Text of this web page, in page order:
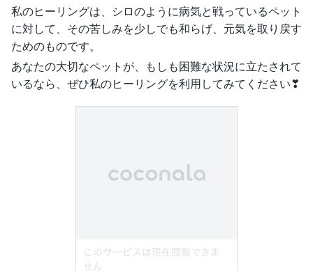
私のヒーリングは、シロのように病気と戦っているペット
に対して、その苦しみを少しでも和らげ、元気を取り戻す
ためのものです。
あなたの大切なペットが、もしも困難な状況に立たされて
いるなら、ぜひ私のヒーリングを利用してみてください❣